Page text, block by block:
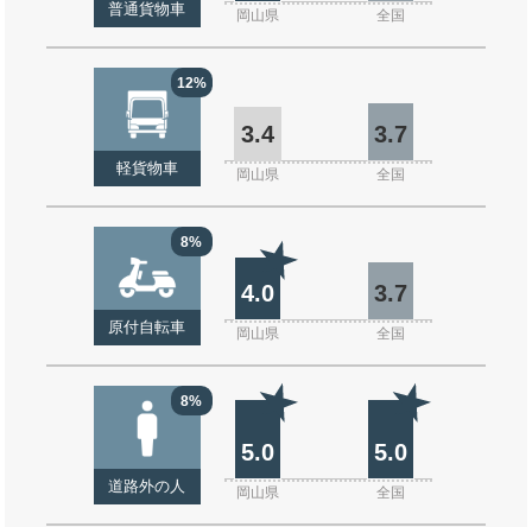
普通貨物車 岡山県 全国
12%
軽貨物車
3.4 3.7
岡山県 全国
8%
原付自転車
4.0 3.7
岡山県 全国
8%
道路外の人
5.0 5.0
岡山県 全国